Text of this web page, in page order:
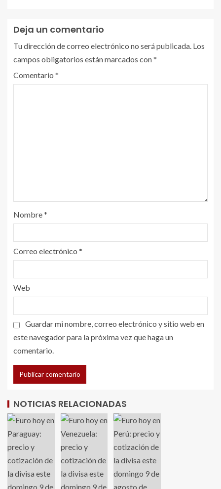
Deja un comentario
Tu dirección de correo electrónico no será publicada. Los
campos obligatorios están marcados con*
Comentario *
Nombre*
Correo electrónico *
Web
Guardar mi nombre, correo electrónico y sitio web en
este navegador para la próxima vez que haga un
comentario.
NOTICIAS RELACIONADAS